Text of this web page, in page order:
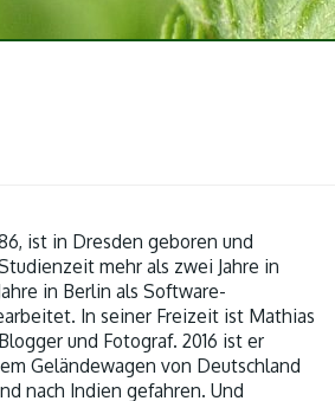
ist in Dresden geboren und
mehr als zwei Jahre in
in Berlin als Software-
In seiner Freizeit ist Mathias
und Fotograf. 2016 ist er
Geländewagen von Deutschland
nach Indien gefahren. Und